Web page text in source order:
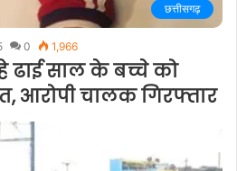
छत्तीसगढ़
0 1,966
ढाई साल के बच्चे को
आरोपी चालक गिरफ्तार